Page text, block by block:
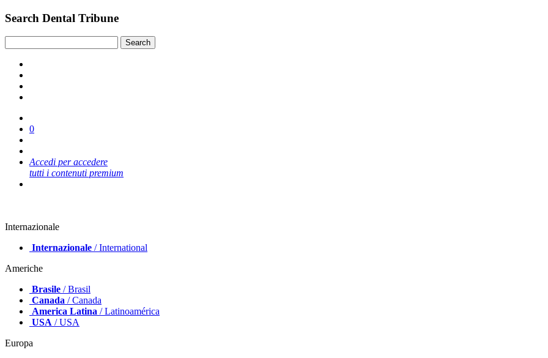
Search Dental Tribune
0
Accedi per accedere
tutti i contenuti premium
Internazionale
Internazionale / International
Americhe
Brasile / Brasil
Canada / Canada
America Latina / Latinoamérica
USA / USA
Europa